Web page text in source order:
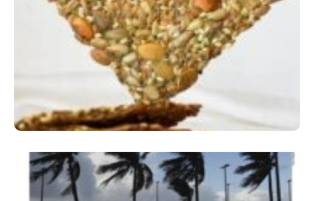
Comer Bem: Cracker De Sementes